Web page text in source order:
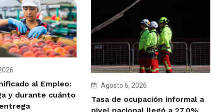
al Empleo:
y durante cuánto
Agosto 6, 2026
Tasa de ocupación informal a